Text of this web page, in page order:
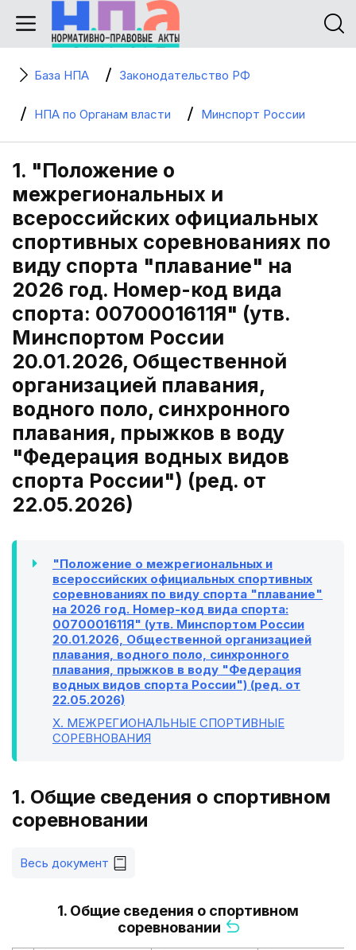
База НПА Законодательство РФ
НПА по Органам власти Минспорт России
1. "Положение о
межрегиональных и
всероссийских официальных
спортивных соревнованиях по
виду спорта "плавание" на
2026 год. Номер-код вида
спорта: 0070001611Я" (утв.
Минспортом России
20.01.2026, Общественной
организацией плавания,
водного поло, синхронного
плавания, прыжков в воду
"Федерация водных видов
спорта России") (ред. от
22.05.2026)
"Положение о межрегиональных и
всероссийских официальных спортивных
соревнованиях по виду спорта "плавание"
на 2026 год. Номер-код вида спорта:
0070001611Я" (утв. Минспортом России
20.01.2026, Общественной организацией
плавания, водного поло, синхронного
плавания, прыжков в воду "Федерация
водных видов спорта России") (ред. от
22.05.2026)
X. МЕЖРЕГИОНАЛЬНЫЕ СПОРТИВНЫЕ
СОРЕВНОВАНИЯ
1. Общие сведения о спортивном
соревновании
Весь документ
1. Общие сведения о спортивном
соревновании